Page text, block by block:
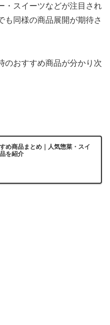
・スイーツなどが注目され
も同様の商品展開が期待さ
のおすすめ商品が分かり次
め商品まとめ｜人気惣菜・スイ
を紹介